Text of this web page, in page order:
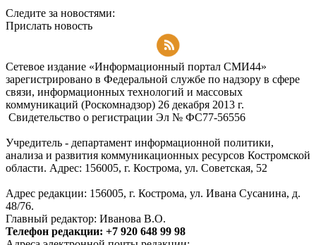
Следите за новостями:
Прислать новость
Сетевое издание «Информационный портал СМИ44»
зарегистрировано в Федеральной службе по надзору в сфере
связи, информационных технологий и массовых
коммуникаций (Роскомнадзор) 26 декабря 2013 г.
Свидетельство о регистрации Эл № ФC77-56556
Учредитель - департамент информационной политики,
анализа и развития коммуникационных ресурсов Костромской
области. Адрес: 156005, г. Кострома, ул. Советская, 52
Адрес редакции: 156005, г. Кострома, ул. Ивана Сусанина, д.
48/76.
Главный редактор: Иванова В.О.
Телефон редакции: +7 920 648 99 98